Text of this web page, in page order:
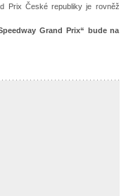
Prix České republiky je rovněž
Grand Prix“ bude na